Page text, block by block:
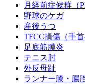
月経前症候群（
野球のケガ
産後うつ
TFCC損傷（手首
足底筋膜炎
テニス肘
外反母趾
ランナー膝・腸